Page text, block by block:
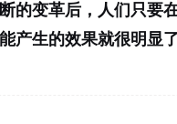
的变革后，人们只要
产生的效果就很明显了